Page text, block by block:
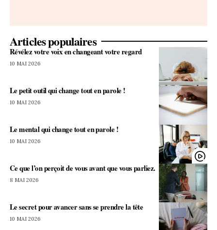
Articles populaires
Révélez votre voix en changeant votre regard
10 MAI 2026
Le petit outil qui change tout en parole !
10 MAI 2026
Le mental qui change tout en parole !
10 MAI 2026
Ce que l’on perçoit de vous avant que vous parliez.
8 MAI 2026
Le secret pour avancer sans se prendre la tête
10 MAI 2026